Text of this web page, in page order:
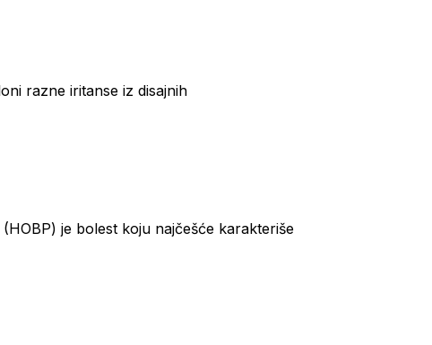
razne iritanse iz disajnih
je bolest koju najčešće karakteriše